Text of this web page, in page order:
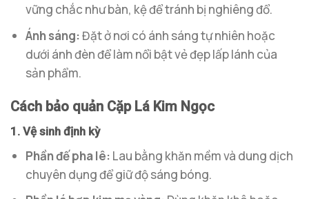
vững chắc như bàn, kệ để tránh bị nghiêng đổ.
Ánh sáng:Đặt ở nơi có ánh sáng tự nhiên hoặc
dưới ánh đèn để làm nổi bật vẻ đẹp lấp lánh của
sản phẩm.
Cách bảo quản Cặp Lá Kim Ngọc
1. Vệ sinh định kỳ
Phần đế pha lê: Lau bằng khăn mềm và dung dịch
chuyên dụng để giữ độ sáng bóng.